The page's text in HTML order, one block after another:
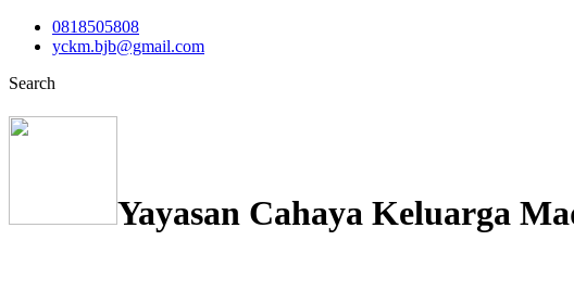
0818505808
yckm.bjb@gmail.com
Search
Yayasan Cahaya Keluarga